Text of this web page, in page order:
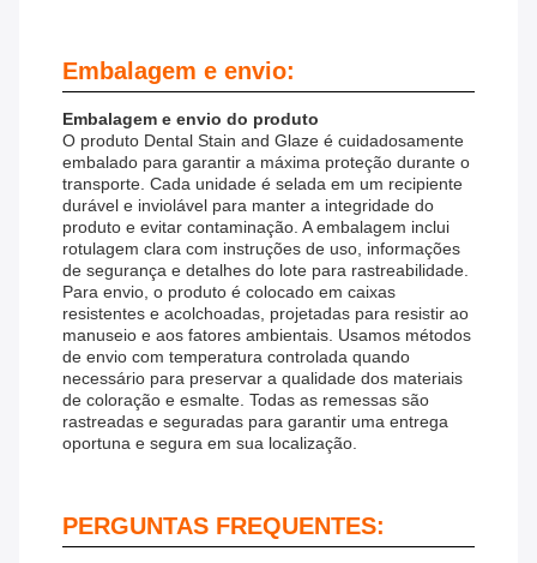
Embalagem e envio:
Embalagem e envio do produto
O produto Dental Stain and Glaze é cuidadosamente
embalado para garantir a máxima proteção durante o
transporte. Cada unidade é selada em um recipiente
durável e inviolável para manter a integridade do
produto e evitar contaminação. A embalagem inclui
rotulagem clara com instruções de uso, informações
de segurança e detalhes do lote para rastreabilidade.
Para envio, o produto é colocado em caixas
resistentes e acolchoadas, projetadas para resistir ao
manuseio e aos fatores ambientais. Usamos métodos
de envio com temperatura controlada quando
necessário para preservar a qualidade dos materiais
de coloração e esmalte. Todas as remessas são
rastreadas e seguradas para garantir uma entrega
oportuna e segura em sua localização.
PERGUNTAS FREQUENTES: